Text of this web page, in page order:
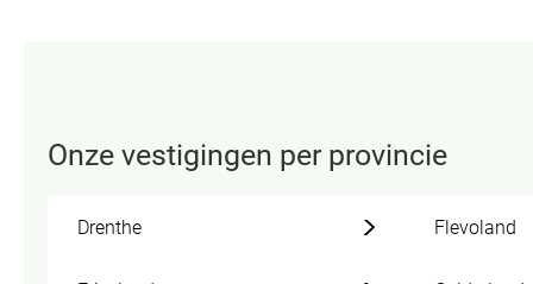
Onze vestigingen per provincie
Drenthe Flevoland